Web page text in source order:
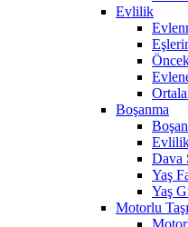
Evlilik
Boşanma
Dava
Yaş
Yaş
Motorlu